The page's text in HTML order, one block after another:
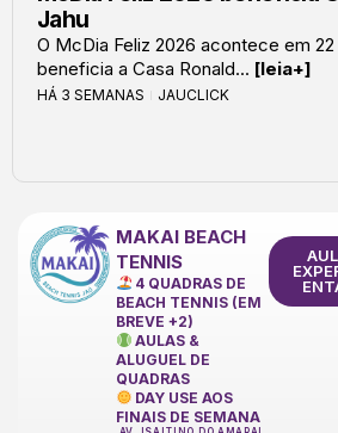
Jahu
O McDia Feliz 2026 acontece em
beneficia a Casa Ronald... [leia+]
HÁ 3 SEMANAS JAUCLICK
MAKAI BEACH
TENNIS
4 QUADRAS DE
BEACH TENNIS (EM
BREVE +2)
AULAS &
ALUGUEL DE
QUADRAS
DAY USE AOS
FINAIS DE SEMANA